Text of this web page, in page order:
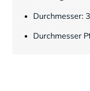
Durchmesser:
Durchmesser